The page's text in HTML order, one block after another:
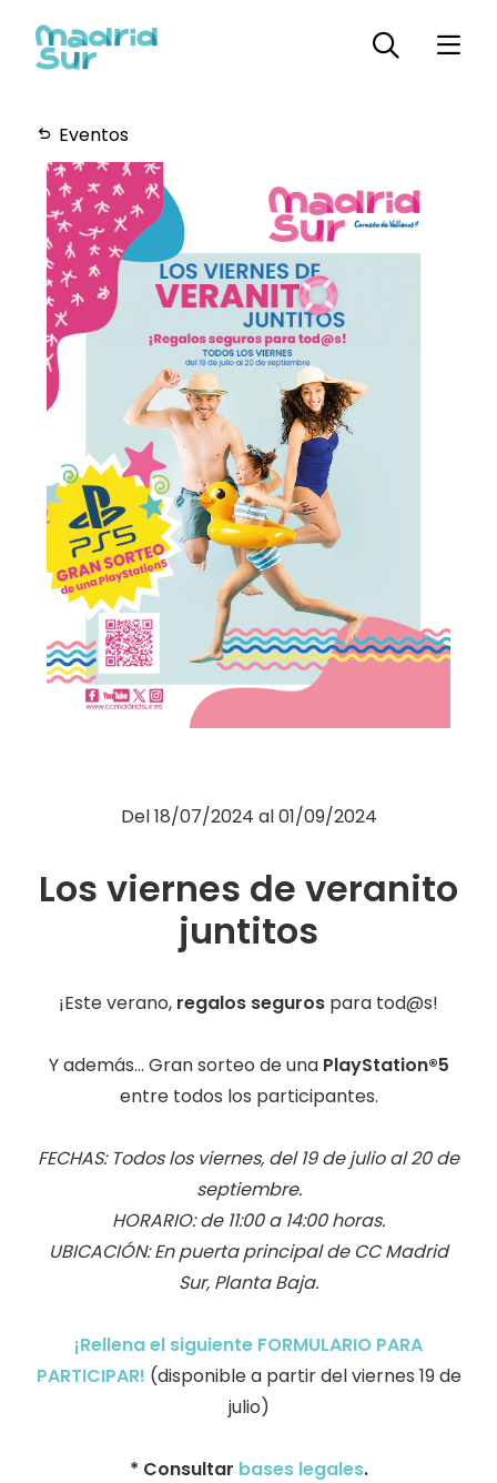
Horarios
Plano
Servicios
Moda
Restauración
Ocio
Servicios
Hipermercado
Telefonía
Eventos
Del18/07/2024 al01/09/2024
Los viernes de veranito
juntitos
¡Este verano, regalos seguros para tod@s!
Y además... Gran sorteo de una PlayStation®5
entre todos los participantes.
FECHAS: Todos los viernes, del 19 de julio al 20 de
septiembre.
HORARIO: de 11:00 a 14:00 horas.
UBICACIÓN: En puerta principal de CC Madrid
Sur, Planta Baja.
¡Rellena el siguiente FORMULARIO PARA
PARTICIPAR! (disponible a partir del viernes 19 de
julio)
* Consultar bases legales.